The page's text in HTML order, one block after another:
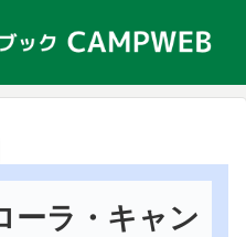
ーラ・キャン